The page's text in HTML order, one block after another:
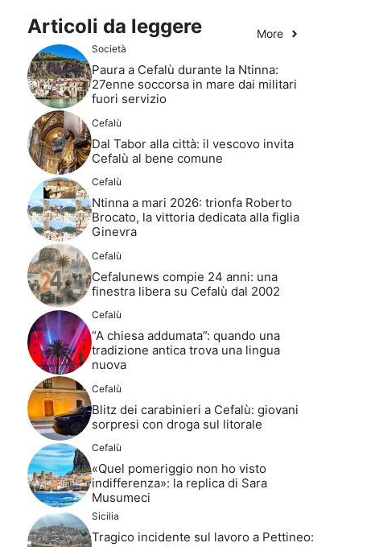
Articoli da leggere More
Società
Paura a Cefalù durante la Ntinna:
27enne soccorsa in mare dai militari
fuori servizio
Cefalù
Dal Tabor alla città: il vescovo invita
Cefalù al bene comune
Cefalù
Ntinna a mari 2026: trionfa Roberto
Brocato, la vittoria dedicata alla figlia
Ginevra
Cefalù
Cefalunews compie 24 anni: una
finestra libera su Cefalù dal 2002
Cefalù
“A chiesa addumata”: quando una
tradizione antica trova una lingua
nuova
Cefalù
Blitz dei carabinieri a Cefalù: giovani
sorpresi con droga sul litorale
Cefalù
«Quel pomeriggio non ho visto
indifferenza»: la replica di Sara
Musumeci
Sicilia
Tragico incidente sul lavoro a Pettineo: